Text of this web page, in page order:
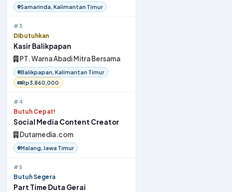
Samarinda, Kalimantan Timur
#3
Dibutuhkan
Kasir Balikpapan
PT. Warna Abadi Mitra Bersama
Balikpapan, Kalimantan Timur
Rp3,860,000
#4
Butuh Cepat!
Social Media Content Creator
Dutamedia.com
Malang, Jawa Timur
#5
Butuh Segera
Part Time Duta Gerai